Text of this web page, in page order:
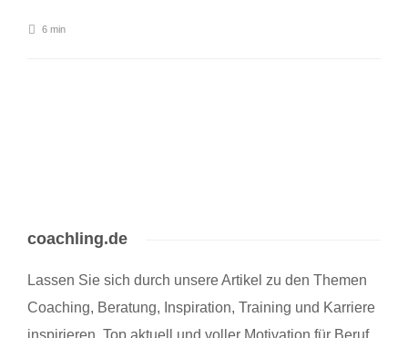
6 min
coachling.de
Lassen Sie sich durch unsere Artikel zu den Themen
Coaching, Beratung, Inspiration, Training und Karriere
inspirieren. Top aktuell und voller Motivation für Beruf,